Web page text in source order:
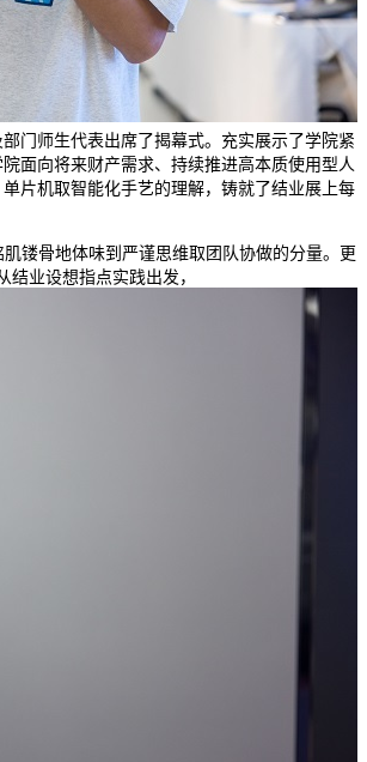
门师生代表出席了揭幕式。充实展示了学院紧
面向将来财产需求、持续推进高本质使用型人
片机取智能化手艺的理解，铸就了结业展上每
骨地体味到严谨思维取团队协做的分量。更
业设想指点实践出发，